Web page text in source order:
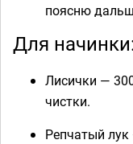
поясню
Для
Лисички —
чистки.
Репчатый